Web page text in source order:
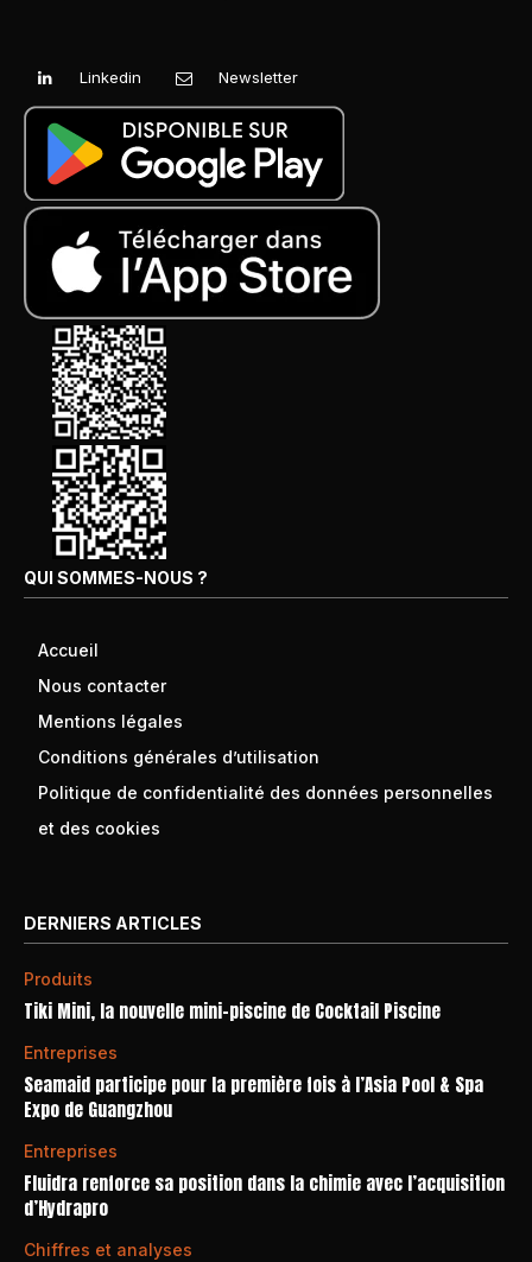
Linkedin Newsletter
QUI SOMMES-NOUS ?
Accueil
Nous contacter
Mentions légales
Conditions générales d’utilisation
Politique de confidentialité des données personnelles
et des cookies
DERNIERS ARTICLES
Produits
Tiki Mini, la nouvelle mini-piscine de Cocktail Piscine
Entreprises
Seamaid participe pour la première fois à l’Asia Pool & Spa
Expo de Guangzhou
Entreprises
Fluidra renforce sa position dans la chimie avec l’acquisition
d’Hydrapro
Chiffres et analyses